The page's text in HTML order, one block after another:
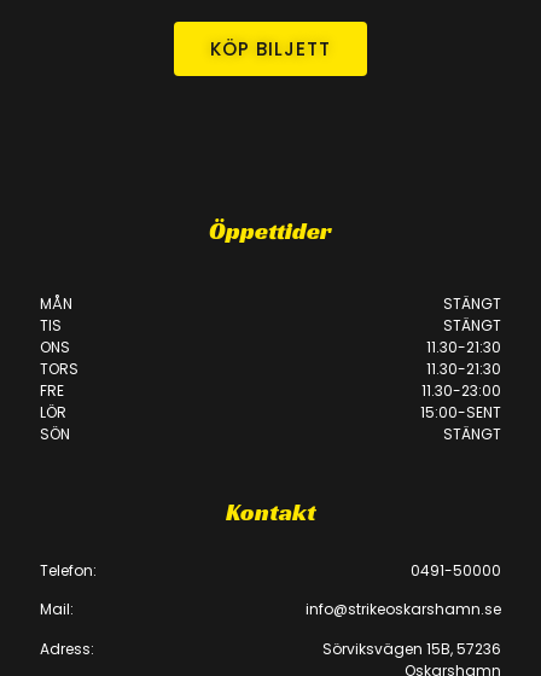
KÖP BILJETT
Öppettider
MÅN
TIS
ONS
TORS
FRE
LÖR
SÖN
STÄNGT
STÄNGT
11.30-21:30
11.30-21:30
11.30-23:00
15:00-SENT
STÄNGT
Kontakt
Telefon:
Mail:
Adress:
0491-50000
info@strikeoskarshamn.se
Sörviksvägen 15B, 57236
Oskarshamn